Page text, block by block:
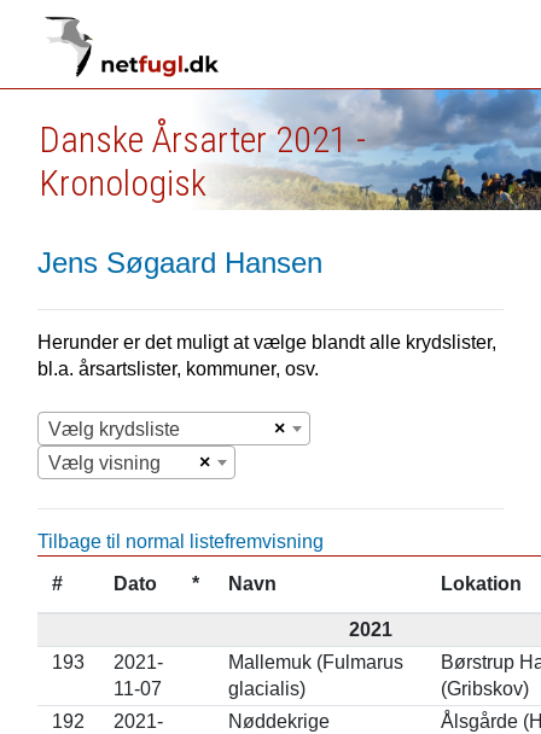
Danske Årsarter 2021 -
Kronologisk
Jens Søgaard Hansen
Herunder er det muligt at vælge blandt alle krydslister,
bl.a. årsartslister, kommuner, osv.
×
Vælg krydsliste
×
Vælg visning
Tilbage til normal listefremvisning
# Dato * Navn Lokation
2021
193
2021-
11-07
Mallemuk (Fulmarus
glacialis)
Børstrup
(Gribskov)
192
2021-
Nøddekrige
Ålsgårde